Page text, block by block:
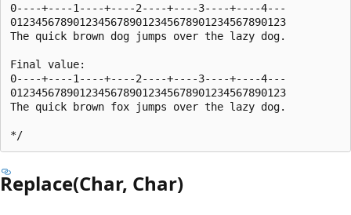
0----+----1----+----2----+----3----+----4---
01234567890123456789012345678901234567890123
The quick brown dog jumps over the lazy dog.
Final value:
0----+----1----+----2----+----3----+----4---
01234567890123456789012345678901234567890123
The quick brown fox jumps over the lazy dog.
Replace(Char, Char)